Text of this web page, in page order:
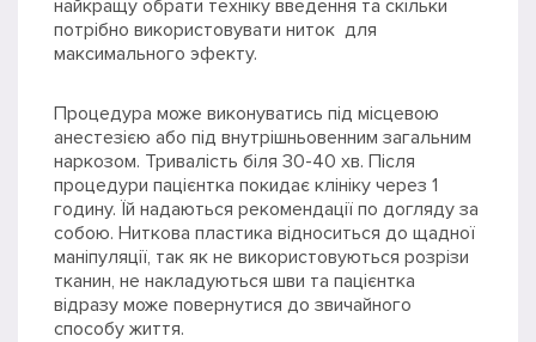
найкращу обрати техніку введення та скільки
потрібно використовувати ниток для
максимального эфекту.
Процедура може виконуватись під місцевою
анестезією або під внутрішньовенним загальним
наркозом. Тривалість біля 30-40 хв. Після
процедури пацієнтка покидає клініку через 1
годину. Їй надаються рекомендації по догляду за
собою. Ниткова пластика відноситься до щадної
маніпуляції, так як не використовуються розрізи
тканин, не накладуються шви та пацієнтка
відразу може повернутися до звичайного
способу життя.